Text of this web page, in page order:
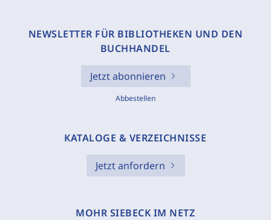
NEWSLETTER FÜR BIBLIOTHEKEN UND DEN
BUCHHANDEL
Jetzt abonnieren
Abbestellen
KATALOGE & VERZEICHNISSE
Jetzt anfordern
MOHR SIEBECK IM NETZ